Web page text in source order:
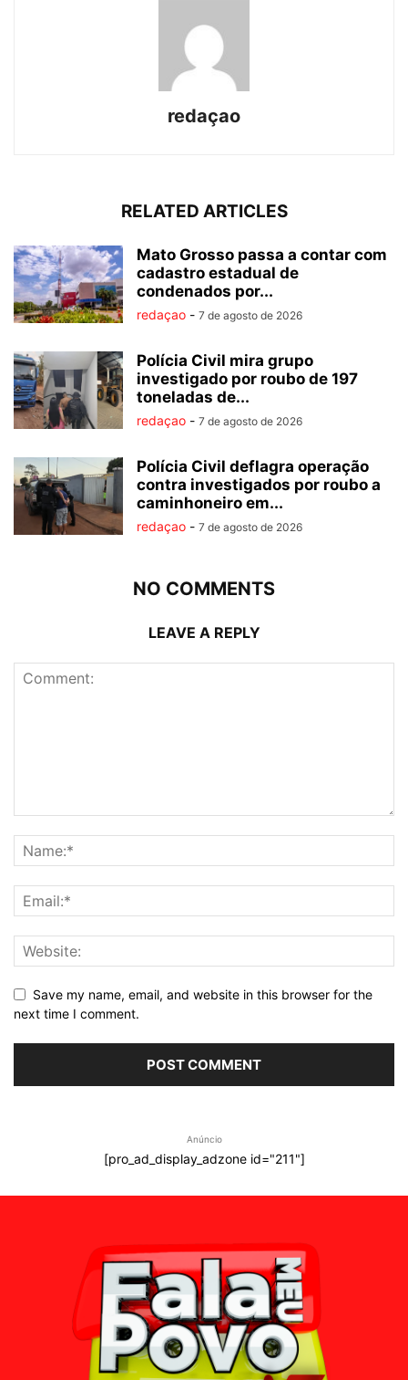
redaçao
RELATED ARTICLES
Mato Grosso passa a contar com
cadastro estadual de
condenados por...
redaçao - 7 de agosto de 2026
Polícia Civil mira grupo
investigado por roubo de 197
toneladas de...
redaçao - 7 de agosto de 2026
Polícia Civil deflagra operação
contra investigados por roubo a
caminhoneiro em...
redaçao - 7 de agosto de 2026
NO COMMENTS
LEAVE A REPLY
Save my name, email, and website in this browser for the
next time I comment.
Anúncio
[pro_ad_display_adzone id="211"]